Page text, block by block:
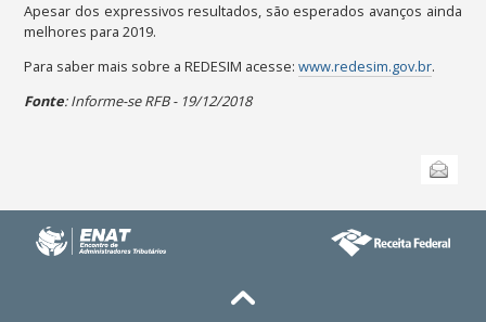
Apesar dos expressivos resultados, são esperados avanços ainda
melhores para 2019.
Para saber mais sobre a REDESIM acesse:www.redesim.gov.br.
Fonte: Informe-se RFB - 19/12/2018